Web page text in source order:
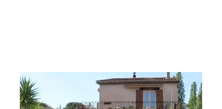
BIOT 06
222 m
Ref : 1815